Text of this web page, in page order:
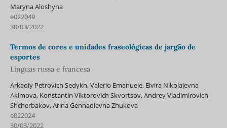
Maryna Aloshyna
e022049
30/03/2022
Termos de cores e unidades fraseológicas de jargão de
esportes
Línguas russa e francesa
Arkadiy Petrovich Sedykh, Valerio Emanuele, Elvira Nikolajevna
Akimova, Konstantin Viktorovich Skvortsov, Andrey Vladimirovich
Shcherbakov, Arina Gennadievna Zhukova
e022024
30/03/2022